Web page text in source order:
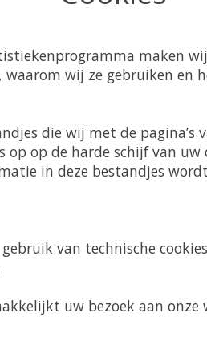
maken
wij ze gebruiken en
die wij met de pagina’s
op op de harde schijf van
in deze bestandjes
van technische
uw bezoek aan onze